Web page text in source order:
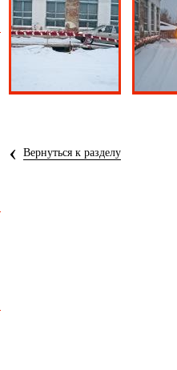
‹ Вернуться к разделу